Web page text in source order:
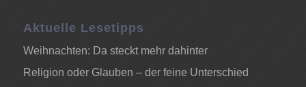
Aktuelle Lesetipps
Weihnachten: Da steckt mehr dahinter
Religion oder Glauben – der feine Unterschied